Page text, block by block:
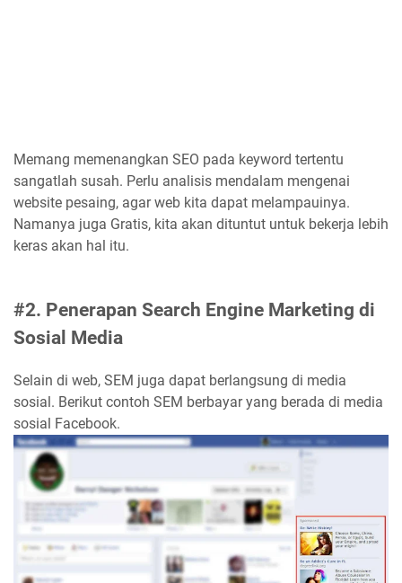
Memang memenangkan SEO pada keyword tertentu
sangatlah susah. Perlu analisis mendalam mengenai
website pesaing, agar web kita dapat melampauinya.
Namanya juga Gratis, kita akan dituntut untuk bekerja lebih
keras akan hal itu.
#2. Penerapan Search Engine Marketing di
Sosial Media
Selain di web, SEM juga dapat berlangsung di media
sosial. Berikut contoh SEM berbayar yang berada di media
sosial Facebook.